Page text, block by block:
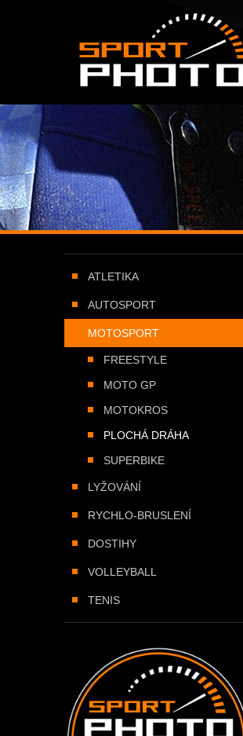
SportPHOTO.cz -Úvodní stránka
ATLETIKA
AUTOSPORT
MOTOSPORT
FREESTYLE
MOTO GP
MOTOKROS
PLOCHÁ DRÁHA
SUPERBIKE
LYŽOVÁNÍ
RYCHLO-BRUSLENÍ
DOSTIHY
VOLLEYBALL
TENIS